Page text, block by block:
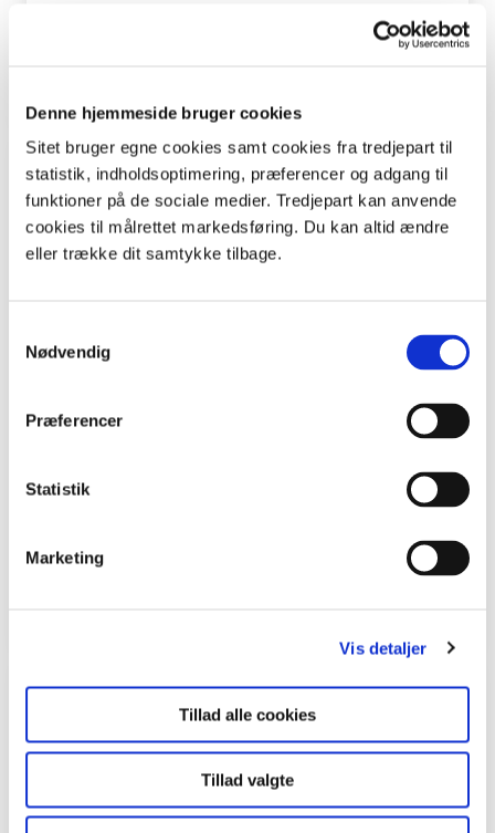
Denne hjemmeside bruger cookies
Sitet bruger egne cookies samt cookies fra tredjepart til
statistik, indholdsoptimering, præferencer og adgang til
funktioner på de sociale medier. Tredjepart kan anvende
cookies til målrettet markedsføring. Du kan altid ændre
eller trække dit samtykke tilbage.
Nødvendig
Præferencer
Statistik
Marketing
Vis detaljer
Tillad alle cookies
Tillad valgte
Blomsterpynt
Få ideer til, hvordan du kan pynte dig selv og andre med
blomster.
Aktiviteter
Leksikon